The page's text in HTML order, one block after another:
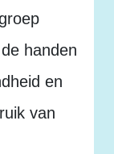
handen
en
van